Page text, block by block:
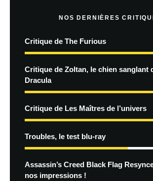
NOS DERNIÈRES
Critique de The Furious
Critique de Zoltan, le chien sanglant
Dracula
Critique de Les Maîtres de l’univers
Troubles, le test blu-ray
Assassin’s Creed Black Flag
nos impressions !